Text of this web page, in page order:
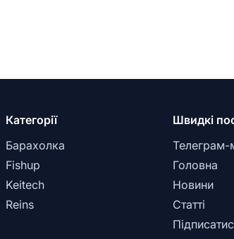
Категорії
Барахолка
Fishup
Keitech
Reins
Швидкі
Телеграм-
Головна
Новини
Статті